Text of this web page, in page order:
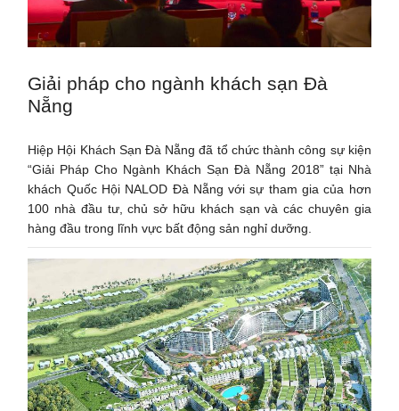
Giải pháp cho ngành khách sạn Đà
Nẵng
Hiệp Hội Khách Sạn Đà Nẵng đã tổ chức thành công sự kiện
“Giải Pháp Cho Ngành Khách Sạn Đà Nẵng 2018” tại Nhà
khách Quốc Hội NALOD Đà Nẵng với sự tham gia của hơn
100 nhà đầu tư, chủ sở hữu khách sạn và các chuyên gia
hàng đầu trong lĩnh vực bất động sản nghỉ dưỡng.